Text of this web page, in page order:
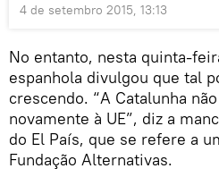
4 de setembro 2015, 13:13
No entanto, nesta quinta-
espanhola divulgou que tal
crescendo. “A Catalunha
novamente à UE”, diz a
do El País, que se refere a
Fundação Alternativas.